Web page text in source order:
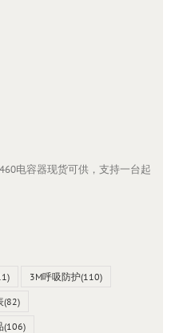
电容器现货可供，支持一台起
3M呼吸防护(110)
(82)
(106)